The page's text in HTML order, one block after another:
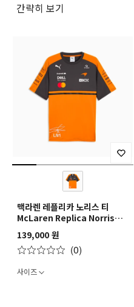
간략히 보기
맥라렌 레플리카 노리스 티
McLaren Replica Norris
139,000 원
(0)
사이즈